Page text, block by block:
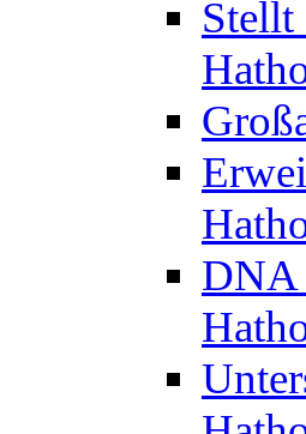
Stellt
DNA